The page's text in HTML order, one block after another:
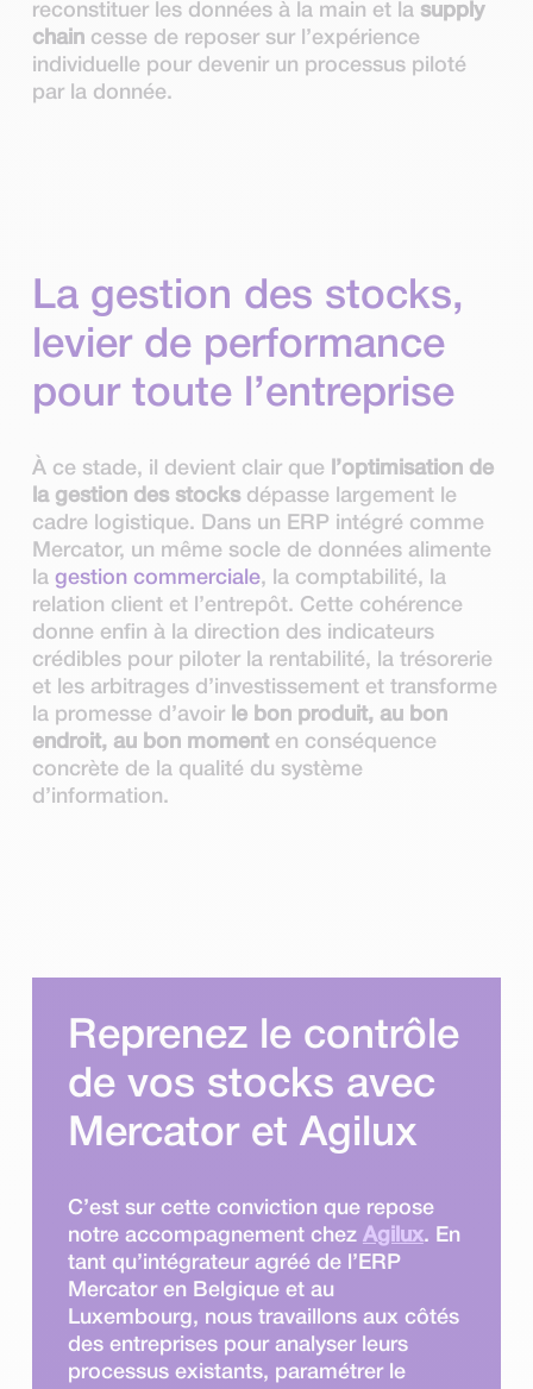
reconstituer les données à la main et la supply
chaincesse de reposer sur l’expérience
individuelle pour devenir un processus piloté
par la donnée.
La gestion des stocks,
levier de performance
pour toute l’entreprise
À ce stade, il devient clair que
l’optimisation de
la gestion des stocksdépasse largement le
cadre logistique. Dans un ERP intégré comme
Mercator, un même socle de données alimente
la gestion commerciale, la comptabilité, la
relation client et l’entrepôt. Cette cohérence
donne enfin à la direction des indicateurs
crédibles pour piloter la rentabilité, la trésorerie
et les arbitrages d’investissement et transforme
la promesse d’avoir
le bon produit, au bon
endroit, au bon momenten conséquence
concrète de la qualité du système
d’information.
Reprenez le contrôle
de vos stocks avec
Mercator et Agilux
C’est sur cette conviction que repose
notre accompagnement chez Agilux. En
tant qu’intégrateur agréé de l’ERP
Mercator en Belgique et au
Luxembourg, nous travaillons aux côtés
des entreprises pour analyser leurs
processus existants, paramétrer le